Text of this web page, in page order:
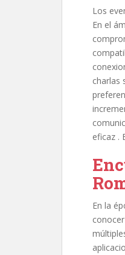
Los
En el
charlas
eficaz .
En la